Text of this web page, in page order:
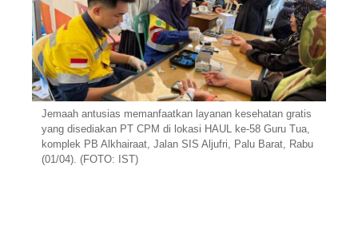
Jemaah antusias memanfaatkan layanan kesehatan gratis
yang disediakan PT CPM di lokasi HAUL ke-58 Guru Tua,
komplek PB Alkhairaat, Jalan SIS Aljufri, Palu Barat, Rabu
(01/04). (FOTO: IST)